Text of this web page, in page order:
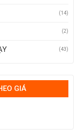
(14)
(2)
(43)
GIÁ